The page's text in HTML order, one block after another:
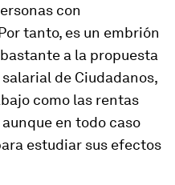
con
tanto, es un embrión
a la propuesta
de Ciudadanos,
como las rentas
en todo caso
estudiar sus efectos